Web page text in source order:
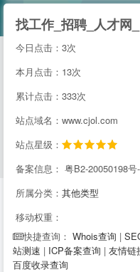
今日点击：3次
本月点击：13次
累计点击：333次
站点域名：www.cjol.com
站点星级：
备案信息： 粤B2-20050198号
所属分类： 其他类型
移动权重：
快捷查询： Whois查询 |
站测速 | ICP备案查询 | 友情链
百度收录查询